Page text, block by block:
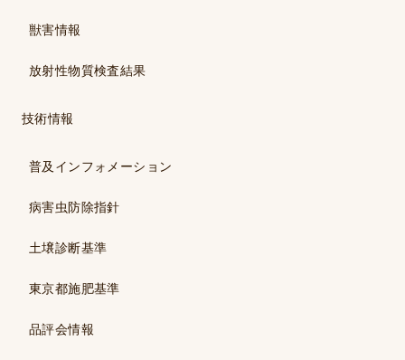
獣害情報
放射性物質検査結果
技術情報
普及インフォメーション
病害虫防除指針
土壌診断基準
東京都施肥基準
品評会情報